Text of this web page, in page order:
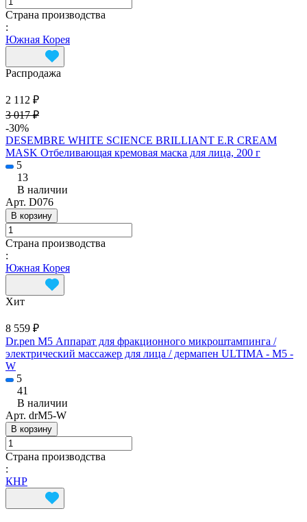
Страна производства
:
Южная Корея
Распродажа
2 112 ₽
3 017 ₽
-30%
DESEMBRE WHITE SCIENCE BRILLIANT E.R CREAM
MASK Отбеливающая кремовая маска для лица, 200 г
5
13
В наличии
Арт. D076
В корзину
Страна производства
:
Южная Корея
Хит
8 559 ₽
Dr.pen M5 Аппарат для фракционного микроштампинга /
электрический массажер для лица / дермапен ULTIMA - M5 -
W
5
41
В наличии
Арт. drM5-W
В корзину
Страна производства
:
КНР